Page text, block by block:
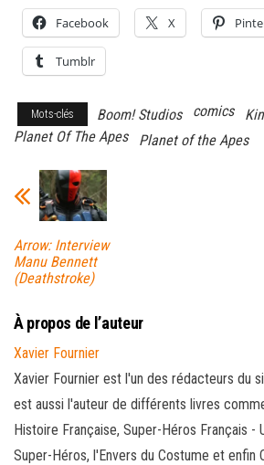
Facebook X
Tumblr
Mots-clés Boom! Studios comics
Planet Of The Apes
Planet of the Apes
Arrow: Interview
Manu Bennett
(Deathstroke)
À propos de l’auteur
Xavier Fournier
Xavier Fournier est l'un des rédacteurs du
est aussi l'auteur de différents livres
Histoire Française, Super-Héros Français -
Super-Héros, l'Envers du Costume et enfin